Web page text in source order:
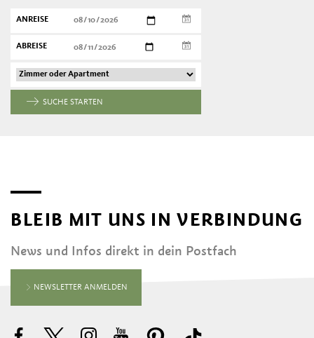
ANREISE
ABREISE
SUCHE STARTEN
BLEIB MIT UNS IN VERBINDUNG
News und Infos direkt in dein Postfach
NEWSLETTER ANMELDEN